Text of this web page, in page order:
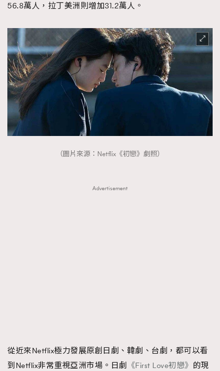
56.8萬人，拉丁美洲則增加31.2萬人。
（圖片來源：Netflix《初戀》劇照）
Advertisement
從近來Netflix極力發展原創日劇、韓劇、台劇，都可以看
到Netflix非常重視亞洲市場。日劇 《First Love初戀》 的現